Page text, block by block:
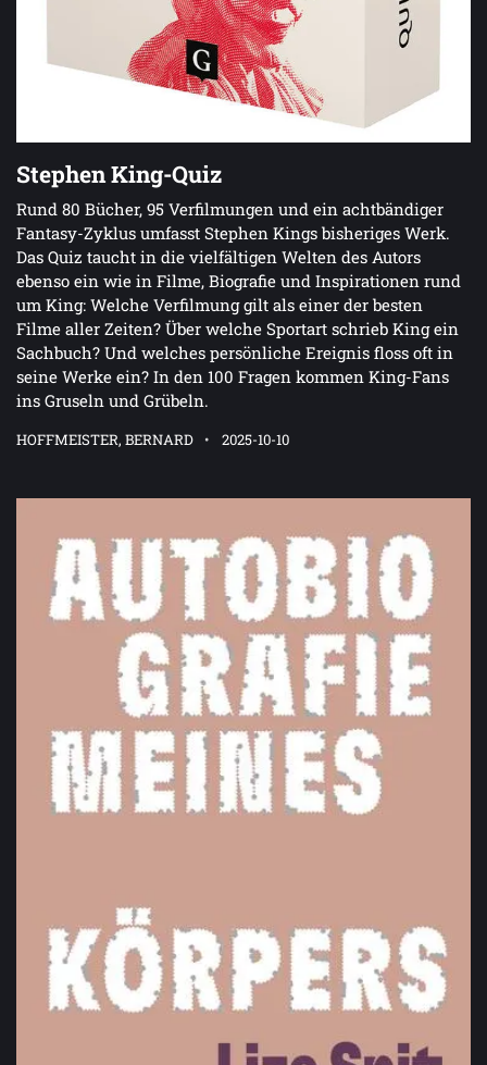
Stephen King-Quiz
Rund 80 Bücher, 95 Verfilmungen und ein achtbändiger
Fantasy-Zyklus umfasst Stephen Kings bisheriges Werk.
Das Quiz taucht in die vielfältigen Welten des Autors
ebenso ein wie in Filme, Biografie und Inspirationen rund
um King: Welche Verfilmung gilt als einer der besten
Filme aller Zeiten? Über welche Sportart schrieb King ein
Sachbuch? Und welches persönliche Ereignis floss oft in
seine Werke ein? In den 100 Fragen kommen King-Fans
ins Gruseln und Grübeln.
HOFFMEISTER, BERNARD 2025-10-10